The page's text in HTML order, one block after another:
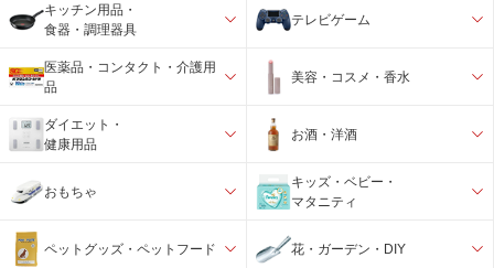
キッチン用品・
食器・調理器具
テレビゲーム
医薬品・コンタクト・介護用
品
美容・コスメ・香水
ダイエット・
健康用品
お酒・洋酒
おもちゃ
キッズ・ベビー・
マタニティ
ペットグッズ・ペットフード 花・ガーデン・DIY